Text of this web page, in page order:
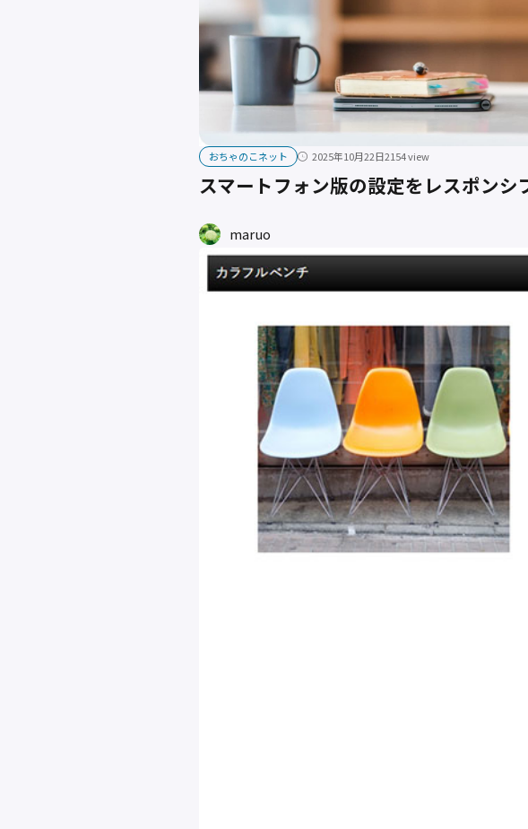
おちゃのこネット 2025年10月22日2154 view
スマートフォン版の設定をレスポンシ
maruo